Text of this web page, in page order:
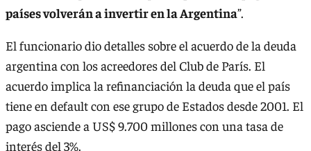
países volverán a invertir en la Argentina”.
El funcionario dio detalles sobre el acuerdo de la deuda
argentina con los acreedores del Club de París. El
acuerdo implica la refinanciación la deuda que el país
tiene en default con ese grupo de Estados desde 2001. El
pago asciende a US$ 9.700 millones con una tasa de
interés del 3%.